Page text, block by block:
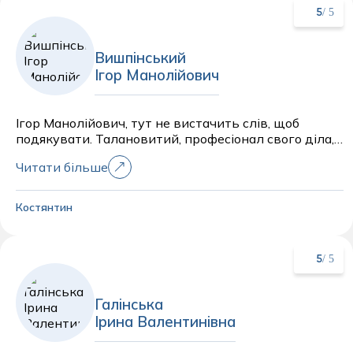
5/ 5
Вишпінський
Ігор Манолійович
Ігор Манолійович, тут не вистачить слів, щоб
подякувати. Талановитий, професіонал свого діла,
настільки, що всі переживання з приводу операції
нашій дитині прошли нас стороною, ми повністю
довірилися йому. Дуже вдячні Вам, Ігор
Манолійович. Дуже вдячні всьому персоналу, ваша
Читати більше
Костянтин
5/ 5
Галінська
Ірина Валентинівна